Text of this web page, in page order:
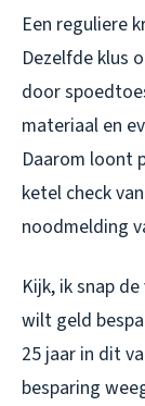
Een reguliere
Dezelfde klus
door
materiaal en
Daarom loont
ketel check
noodmelding
Kijk, ik snap
wilt geld
25 jaar in dit
besparing